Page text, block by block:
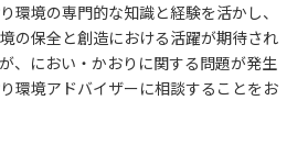
環境の専門的な知識と経験を活かし、
の保全と創造における活躍が期待され
、におい・かおりに関する問題が発生
環境アドバイザーに相談することをお